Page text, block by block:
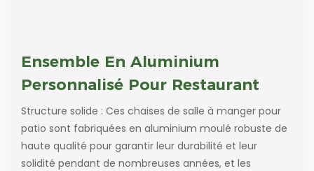
Ensemble En Aluminium
Personnalisé Pour Restaurant
Structure solide : Ces chaises de salle à manger pour
patio sont fabriquées en aluminium moulé robuste de
haute qualité pour garantir leur durabilité et leur
solidité pendant de nombreuses années, et les